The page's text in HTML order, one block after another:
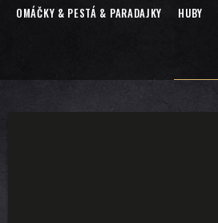
OMÁČKY & PESTÁ & PARADAJKY
HUBY